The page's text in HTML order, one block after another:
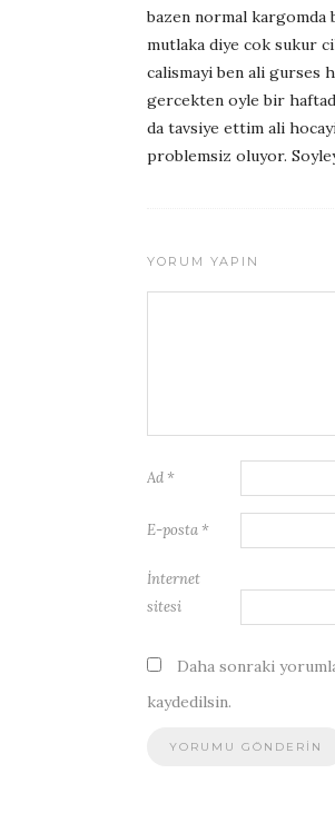
bazen normal
mutlaka diye cok sukur
calismayi ben ali gurses
gercekten oyle bir
da tavsiye ettim ali
problemsiz oluyor.
YORUM YAPIN
Ad *
E-posta *
İnternet
sitesi
Daha sonraki
kaydedilsin.